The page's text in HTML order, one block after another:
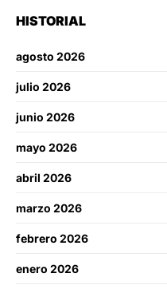
HISTORIAL
agosto 2026
julio 2026
junio 2026
mayo 2026
abril 2026
marzo 2026
febrero 2026
enero 2026